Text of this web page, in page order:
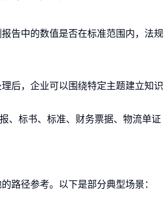
告中的数值是否在标准范围内，法规
后，企业可以围绕特定主题建立知识
标书、标准、财务票据、物流单证
路径参考。以下是部分典型场景：